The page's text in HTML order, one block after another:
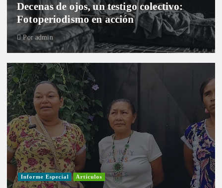
Decenas de ojos, un testigo colectivo:
Fotoperiodismo en acción
Por admin
Informe Especial Artículos